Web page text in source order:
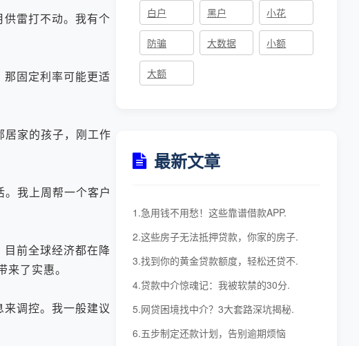
雷打不动。我有个
固定利率可能更适
家的孩子，刚工作
我上周帮一个客户
前全球经济都在降
了实惠。
调控。我一般建议
白户 黑户 小花
防骗 大数据 小额
大额
最新文章
1.急用钱不用愁！这些靠谱借款APP.
2.这些房子无法抵押贷款，你家的房子.
3.找到你的黄金贷款额度，轻松还贷不.
4.贷款中介惊魂记：我被软禁的30分.
5.网贷困境找中介？3大套路深坑揭秘.
6.五步制定还款计划，告别逾期烦恼